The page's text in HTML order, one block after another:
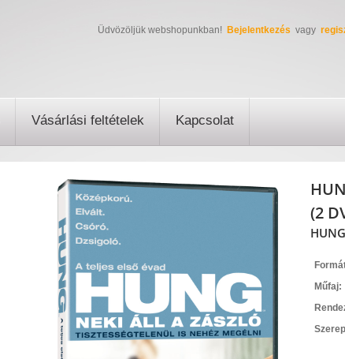
Üdvözöljük webshopunkban! Bejelentkezés vagy
Vásárlási feltételek Kapcsolat
(2
Műfaj: